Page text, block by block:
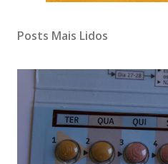
Posts Mais Lidos